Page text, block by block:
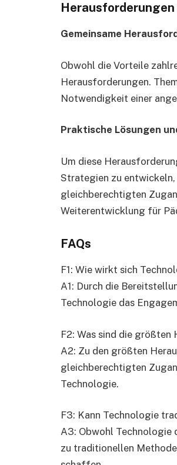
Gemeinsame
Obwohl die Vorteile
Herausforderungen.
Notwendigkeit einer
Praktische Lösungen
Um diese
Strategien zu
gleichberechtigten
Weiterentwicklung für
FAQs
F1: Wie wirkt sich
A1: Durch die
Technologie das
F2: Was sind die
A2: Zu den größten
gleichberechtigten
Technologie.
F3: Kann Technologie
A3: Obwohl Technologie
zu traditionellen